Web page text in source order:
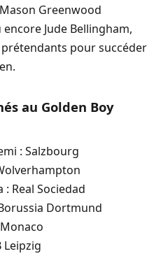
Greenwood
Jude Bellingham,
pour succéder
au Golden Boy
: Salzbourg
Real Sociedad
Dortmund
Leipzig